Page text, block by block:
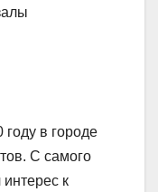
в городе
С самого
к